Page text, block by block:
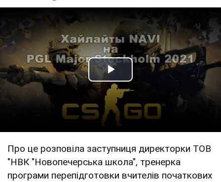
Play Video
Про це розповіла заступниця директорки ТОВ
"НВК "Новопечерська школа", тренерка
програми перепідготовки вчителів початкових